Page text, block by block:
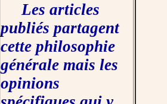
Les articles
publiés partagent
cette philosophie
générale mais les
opinions